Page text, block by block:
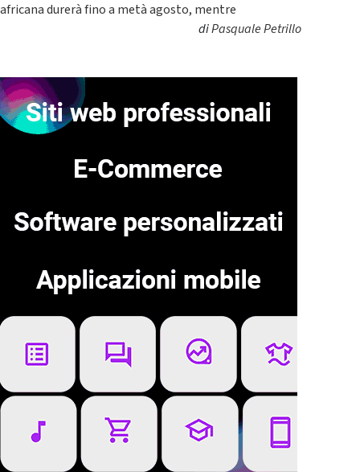
africana durerà fino a metà agosto, mentre
diPasquale Petrillo